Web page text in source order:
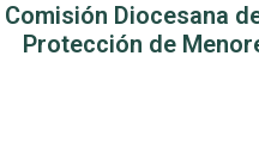
Diocesana
Protección de